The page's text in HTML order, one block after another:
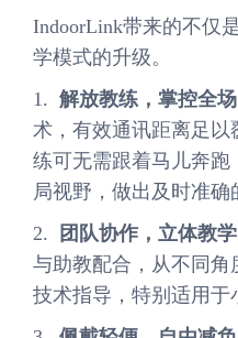
IndoorLink带来的不仅
学模式的升级。
1. 解放教练，掌控全场
术，有效通讯距离足
练可无需跟着马儿奔
局视野，做出及时准确
2.
团队协作，立体教学
与助教配合，从不同角
技术指导，特别适用于